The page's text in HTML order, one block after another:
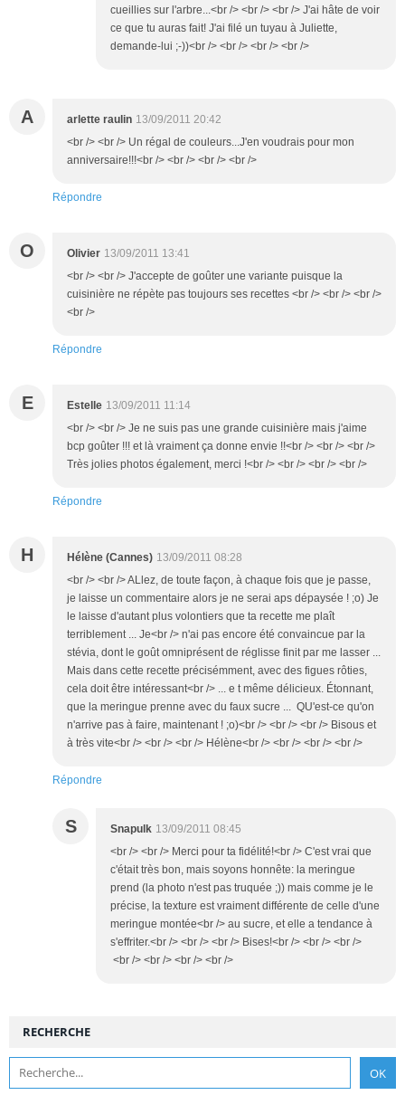
cueillies sur l'arbre...<br /> <br /> <br /> J'ai hâte de voir
ce que tu auras fait! J'ai filé un tuyau à Juliette,
demande-lui ;-))<br /> <br /> <br /> <br />
A arlette raulin 13/09/2011 20:42
<br /> <br /> Un régal de couleurs...J'en voudrais pour mon
anniversaire!!!<br /> <br /> <br /> <br />
Répondre
O Olivier 13/09/2011 13:41
<br /> <br /> J'accepte de goûter une variante puisque la
cuisinière ne répète pas toujours ses recettes <br /> <br /> <br />
<br />
Répondre
E Estelle 13/09/2011 11:14
<br /> <br /> Je ne suis pas une grande cuisinière mais j'aime
bcp goûter !!! et là vraiment ça donne envie !!<br /> <br /> <br />
Très jolies photos également, merci !<br /> <br /> <br /> <br />
Répondre
H Hélène (Cannes) 13/09/2011 08:28
<br /> <br /> ALlez, de toute façon, à chaque fois que je passe,
je laisse un commentaire alors je ne serai aps dépaysée ! ;o) Je
le laisse d'autant plus volontiers que ta recette me plaît
terriblement ... Je<br /> n'ai pas encore été convaincue par la
stévia, dont le goût omniprésent de réglisse finit par me lasser ...
Mais dans cette recette précisémment, avec des figues rôties,
cela doit être intéressant<br /> ... e t même délicieux. Étonnant,
que la meringue prenne avec du faux sucre ... QU'est-ce qu'on
n'arrive pas à faire, maintenant ! ;o)<br /> <br /> <br /> Bisous et
à très vite<br /> <br /> <br /> Hélène<br /> <br /> <br /> <br />
Répondre
S Snapulk 13/09/2011 08:45
<br /> <br /> Merci pour ta fidélité!<br /> C'est vrai que
c'était très bon, mais soyons honnête: la meringue
prend (la photo n'est pas truquée ;)) mais comme je le
précise, la texture est vraiment différente de celle d'une
meringue montée<br /> au sucre, et elle a tendance à
s'effriter.<br /> <br /> <br /> Bises!<br /> <br /> <br />
<br /> <br /> <br /> <br />
RECHERCHE